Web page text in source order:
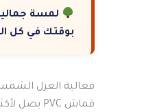
لمسة
بوقتك في كل
فعالية العزل الشمسي للمظلات تصل إلى 90%. هذا
قماش PVC يصل لأكثر من 10 سنوات، مما يظهر جودة هذه الخامات